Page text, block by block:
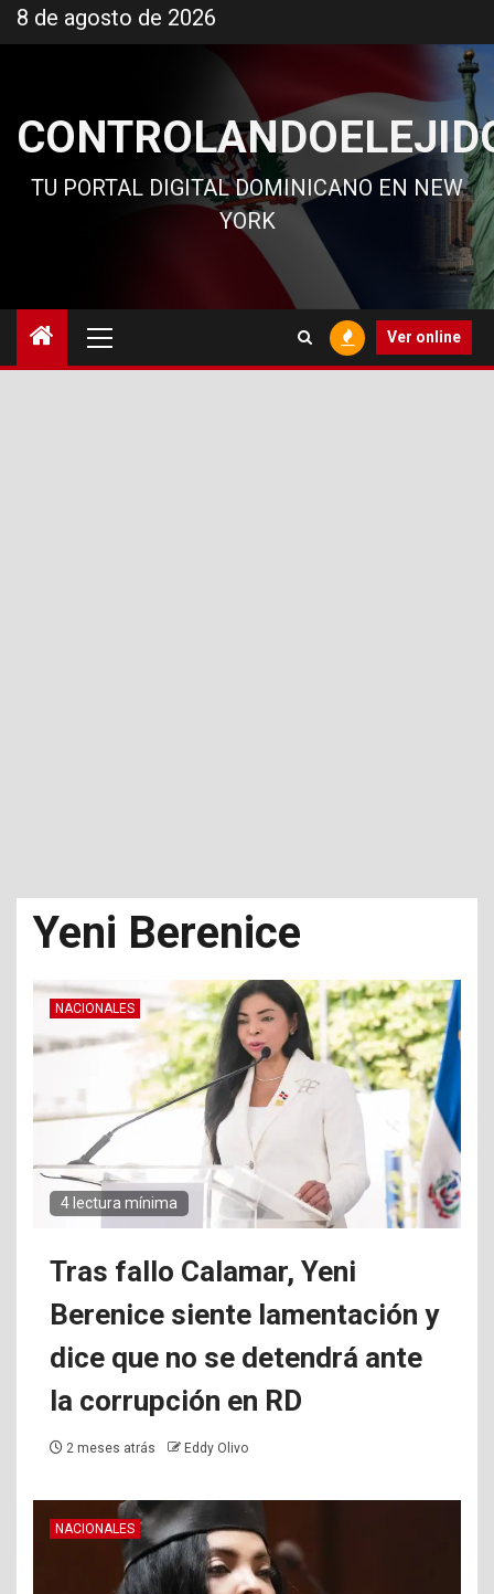
al
8 de agosto de 2026
TU PORTAL DIGITAL DOMINICANO EN NEW
YORK
principal
Ver online
Yeni Berenice
NACIONALES
4 lectura mínima
Tras fallo Calamar, Yeni
Berenice siente lamentación y
dice que no se detendrá ante
la corrupción en RD
2 meses atrás Eddy Olivo
NACIONALES